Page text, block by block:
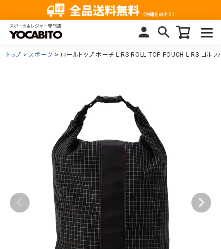
トップ スポーツ ロールトップ ポーチ L RS ROLL TOP POUCH L RS ゴルフ